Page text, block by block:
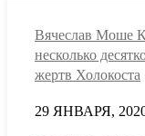
Вячеслав Моше
несколько
жертв Холокоста
29 ЯНВАРЯ,